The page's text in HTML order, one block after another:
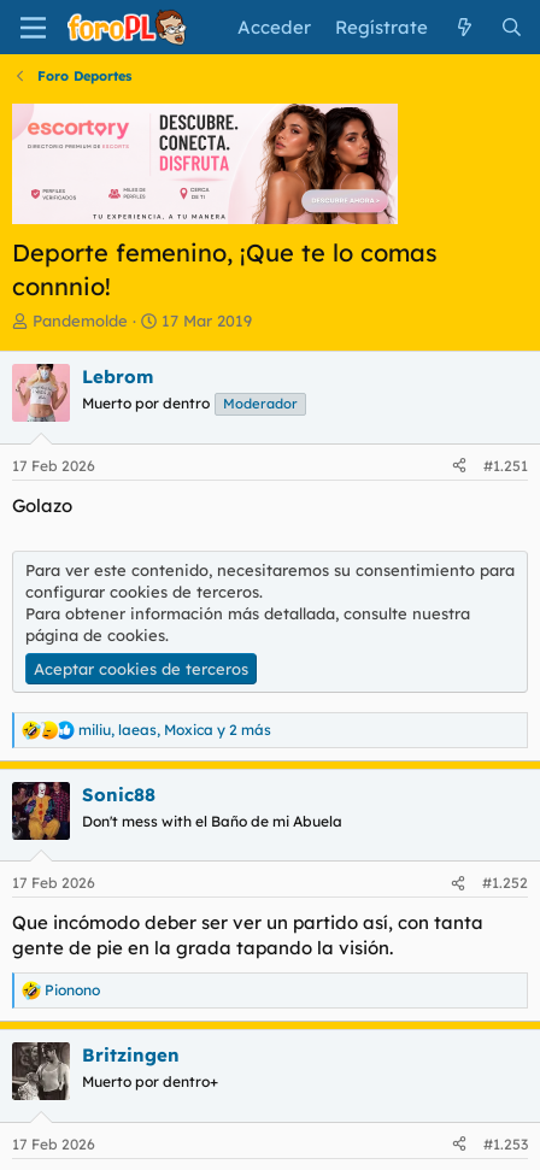
Acceder Regístrate
Foro Deportes
Deporte femenino, ¡Que te lo comas
connnio!
I
i
c
i
a
d
o
d
l
t
e
m
a
Pandemolde
F
a
e
i
o
17 Mar 2019
Lebrom
Muerto por dentro Moderador
17 Feb 2026 #1.251
Golazo
Para ver este contenido, necesitaremos su consentimiento para
configurar cookies de terceros.
Para obtener información más detallada, consulte nuestra
página de cookies.
Aceptar cookies de terceros
R
e
a
c
c
i
e
:
miliu, laeas, Moxica y 2 más
Sonic88
Don't mess with el Baño de mi Abuela
17 Feb 2026 #1.252
Que incómodo deber ser ver un partido así, con tanta
gente de pie en la grada tapando la visión.
R
e
a
c
c
i
e
Pionono
Britzingen
Muerto por dentro+
17 Feb 2026 #1.253